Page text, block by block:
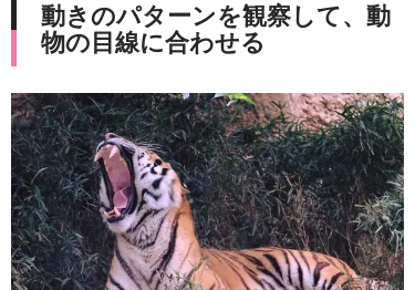
動きのパターンを観察して、動
物の目線に合わせる